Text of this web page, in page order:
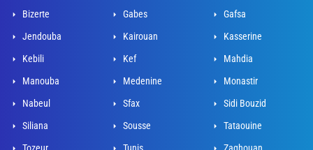
Bizerte
Gabes
Gafsa
Jendouba
Kairouan
Kasserine
Kebili
Kef
Mahdia
Manouba
Medenine
Monastir
Nabeul
Sfax
Sidi Bouzid
Siliana
Sousse
Tataouine
Tozeur
Tunis Zaghouan